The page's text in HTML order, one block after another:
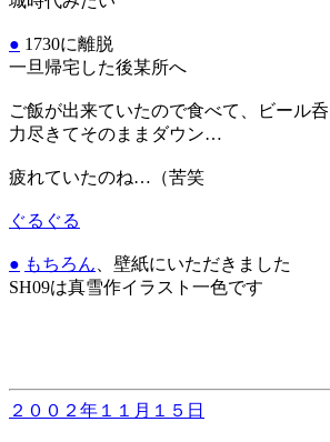
● 1730に離脱
一旦帰宅した後某所へ
ご飯が出来ていたので食べて、ビール
力尽きてそのままダウン…
疲れていたのね…（苦笑
ぐるぐる
● もちろん 、壁紙にいただきました
SH09は真雪作イラスト一色です
２００２年１１月１５日